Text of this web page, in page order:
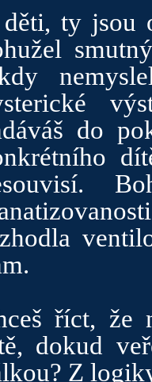
ty jsou
do
říct, že
dokud
Z